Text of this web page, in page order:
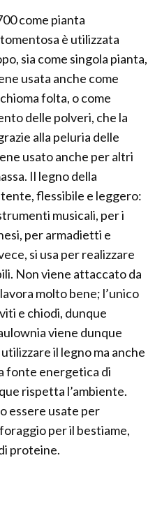
come pianta
è utilizzata
sia come singola pianta,
usata anche come
folta, o come
delle polveri, che la
alla peluria delle
usato anche per altri
Il legno della
flessibile e leggero:
musicali, per i
per armadietti e
si usa per realizzare
Non viene attaccato da
molto bene; l’unico
e chiodi, dunque
viene dunque
il legno ma anche
fonte energetica di
rispetta l’ambiente.
essere usate per
per il bestiame,
proteine.